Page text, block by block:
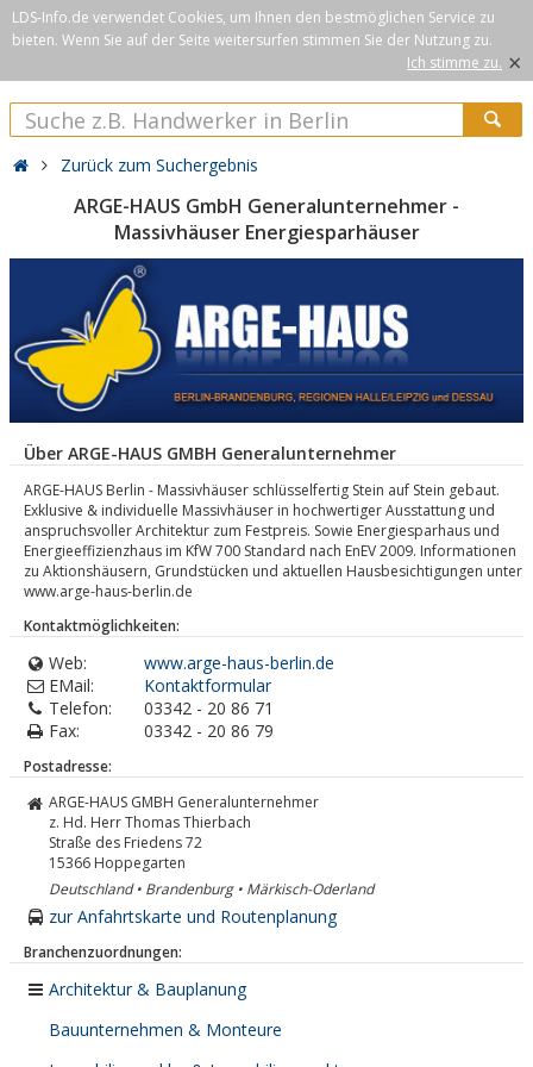
LDS-Info.de verwendet Cookies, um Ihnen den bestmöglichen Service zu
bieten. Wenn Sie auf der Seite weitersurfen stimmen Sie der Nutzung zu.
Ich stimme zu. ×
Zurück zum Suchergebnis
ARGE-HAUS GmbH Generalunternehmer -
Massivhäuser Energiesparhäuser
Über ARGE-HAUS GMBH Generalunternehmer
ARGE-HAUS Berlin - Massivhäuser schlüsselfertig Stein auf Stein gebaut.
Exklusive & individuelle Massivhäuser in hochwertiger Ausstattung und
anspruchsvoller Architektur zum Festpreis. Sowie Energiesparhaus und
Energieeffizienzhaus im KfW 700 Standard nach EnEV 2009. Informationen
zu Aktionshäusern, Grundstücken und aktuellen Hausbesichtigungen unter
www.arge-haus-berlin.de
Kontaktmöglichkeiten:
Web:
www.arge-haus-berlin.de
EMail:
Kontaktformular
Telefon:
03342 - 20 86 71
Fax:
03342 - 20 86 79
Postadresse:
ARGE-HAUS GMBH Generalunternehmer
z. Hd. Herr Thomas Thierbach
Straße des Friedens 72
15366 Hoppegarten
Deutschland • Brandenburg • Märkisch-Oderland
zur Anfahrtskarte und Routenplanung
Branchenzuordnungen:
Architektur & Bauplanung
Bauunternehmen & Monteure